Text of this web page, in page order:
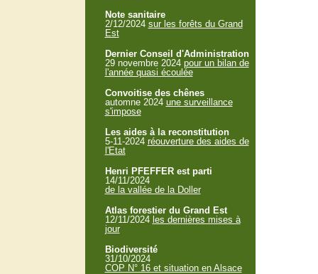
Note sanitaire
2/12/2024 sur les forêts du Grand
Est
Dernier Conseil d'Administration
29 novembre 2024 pour un bilan de
l'année quasi écoulée
Convoitise des chênes
automne 2024 une surveillance
s'impose
Les aides à la reconstitution
5-11-2024 réouverture des aides de
l'Etat
Henri PFEFFER est parti
14/11/2024
de la vallée de la Doller
Atlas forestier du Grand Est
12/11/2024 les dernières mises à
jour
Biodiversité
31/10/2024
COP N° 16 et situation en Alsace